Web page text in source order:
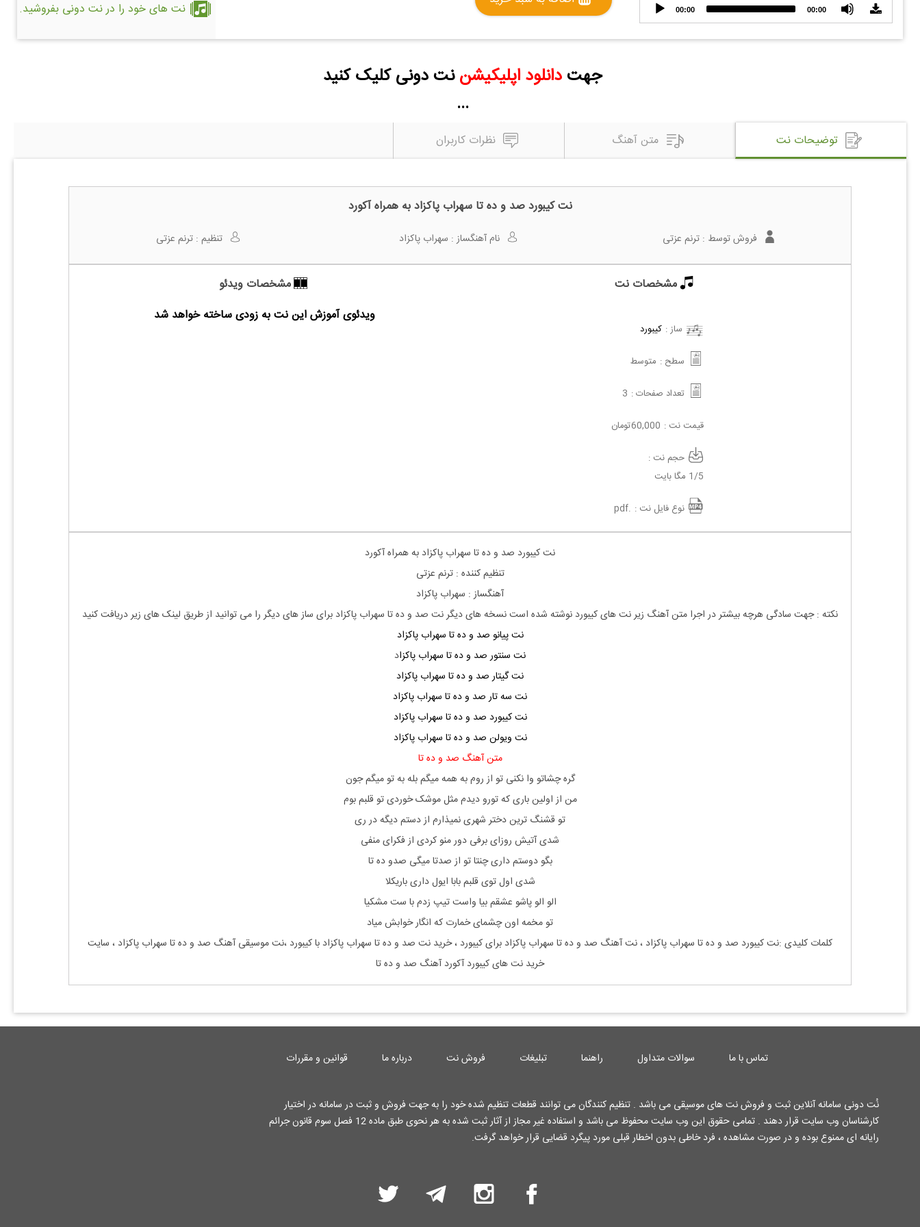
Audio
Player
00:00 00:00 نت های خود را در نت دونی بفروشید.
جهتدانلود اپلیکیشن نت دونی کلیک کنید
...
توضیحات نت متن آهنگ نظرات کاربران
نت کیبورد صد و ده تا سهراب پاکزاد به همراه آکورد
فروش توسط :ترنم عزتی نام آهنگساز : سهراب پاکزاد تنظیم :ترنم عزتی
مشخصات نت
ساز : کیبورد
سطح : متوسط
تعداد صفحات : 3
قیمت نت : 60,000تومان
حجم نت :
1/5 مگا بایت
نوع فایل نت : .pdf
مشخصات ویدئو
ویدئوی آموزش این نت به زودی ساخته خواهد شد
نت کیبورد صد و ده تا سهراب پاکزاد به همراه آکورد
تنظیم کننده : ترنم عزتی
آهنگساز : سهراب پاکزاد
نکته : جهت سادگی هرچه بیشتر در اجرا متن آهنگ زیر نت های کیبورد نوشته شده است نسخه های دیگر نت صد و ده تا سهراب پاکزاد برای ساز های دیگر را می توانید از طریق لینک های زیر دریافت کنید
نت پیانو صد و ده تا سهراب پاکزاد
نت سنتور صد و ده تا سهراب پاکزاد
نت گیتار صد و ده تا سهراب پاکزاد
نت سه تار صد و ده تا سهراب پاکزاد
نت کیبورد صد و ده تا سهراب پاکزاد
نت ویولن صد و ده تا سهراب پاکزاد
متن آهنگ صد و ده تا
گره چشاتو وا نکنی تو از روم به همه میگم بله به تو میگم جون
من از اولین باری که تورو دیدم مثل موشک خوردی تو قلبم بوم
تو قشنگ ترین دختر شهری نمیذارم از دستم دیگه در ری
شدی آتیش روزای برفی دور منو کردی از فکرای منفی
بگو دوستم داری چنتا تو از صدتا میگی صدو ده تا
شدی اول توی قلبم بابا ایول داری باریکلا
الو الو پاشو عشقم بیا واست تیپ زدم با ست مشکیا
تو مخمه اون چشمای خمارت که انگار خوابش میاد
کلمات کلیدی :نت کیبورد صد و ده تا سهراب پاکزاد ، نت آهنگ صد و ده تا سهراب پاکزاد برای کیبورد ، خرید نت صد و ده تا سهراب پاکزاد با کیبورد ،نت موسیقی آهنگ صد و ده تا سهراب پاکزاد ، سایت
خرید نت های کیبورد آکورد آهنگ صد و ده تا
تماس با ما سوالات متداول راهنما تبلیغات فروش نت درباره ما قوانین و مقررات
نُت دونی سامانه آنلاین ثبت و فروش نت های موسیقی می باشد . تنظیم کنندگان می توانند قطعات تنظیم شده خود را به جهت فروش و ثبت در سامانه در اختیار
کارشناسان وب سایت قرار دهند . تمامی حقوق این وب سایت محفوظ می باشد و استفاده غیر مجاز از آثار ثبت شده به هر نحوی طبق ماده 12 فصل سوم قانون جرائم
رایانه ای ممنوع بوده و در صورت مشاهده ، فرد خاطی بدون اخطار قبلی مورد پیگرد قضایی قرار خواهد گرفت.